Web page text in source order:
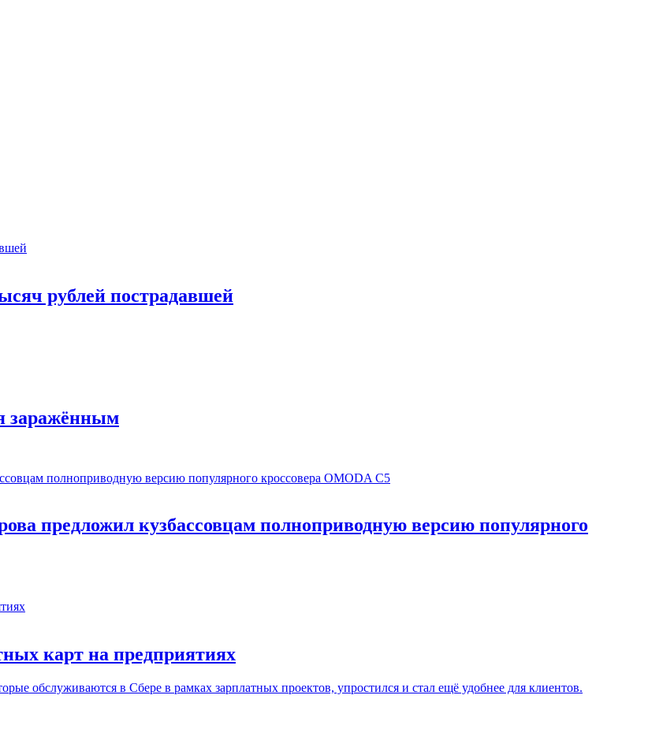
рублей пострадавшей
заражённым
предложил кузбассовцам полноприводную версию популярного
карт на предприятиях
обслуживаются в Сбере в рамках зарплатных проектов, упростился и стал ещё удобнее для клиентов.